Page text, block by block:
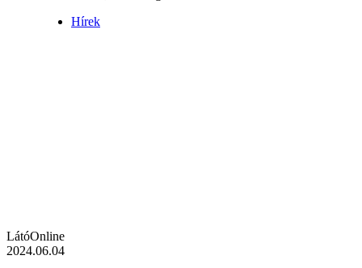
Hírek
LátóOnline
2024.06.04